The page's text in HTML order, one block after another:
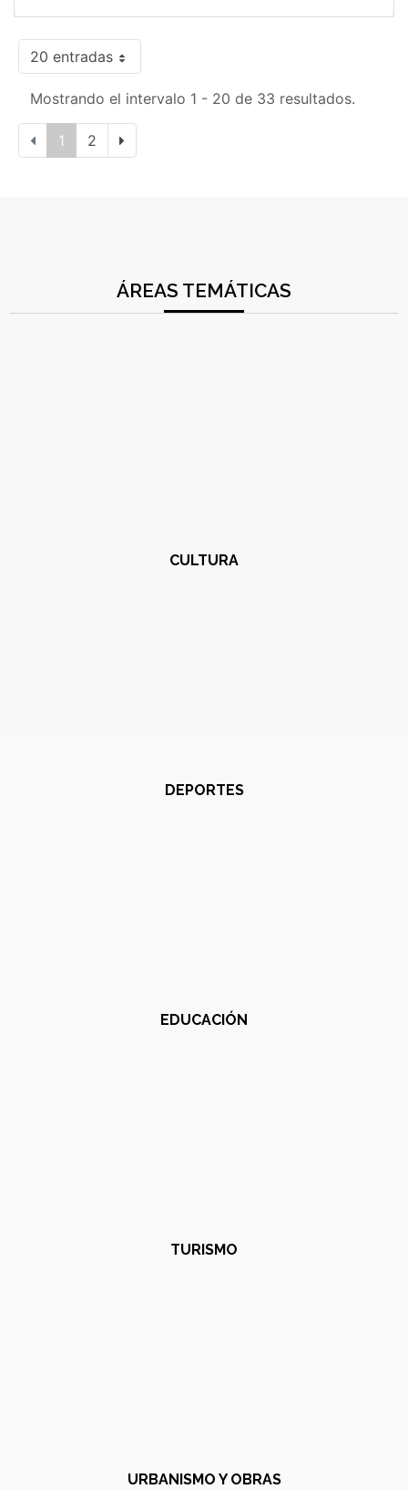
20 entradas
Mostrando el intervalo 1 - 20 de 33 resultados.
1 2
ÁREAS TEMÁTICAS
CULTURA
DEPORTES
EDUCACIÓN
TURISMO
URBANISMO Y OBRAS